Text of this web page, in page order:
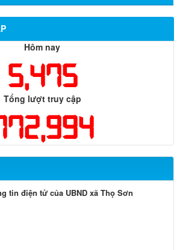
Hôm nay
5,475
Tổng lượt truy cập
tin điện tử của UBND xã Thọ Sơn